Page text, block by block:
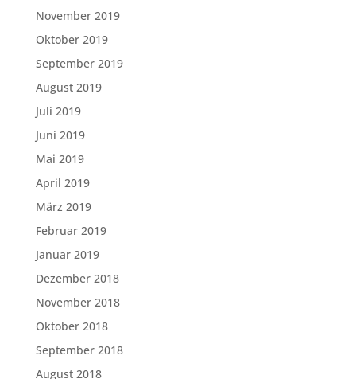
November 2019
Oktober 2019
September 2019
August 2019
Juli 2019
Juni 2019
Mai 2019
April 2019
März 2019
Februar 2019
Januar 2019
Dezember 2018
November 2018
Oktober 2018
September 2018
August 2018